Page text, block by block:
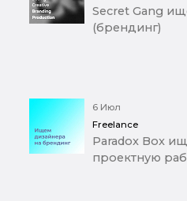
Secret Gang
(брендинг)
6 Июл
Freelance
Paradox Box
проектную